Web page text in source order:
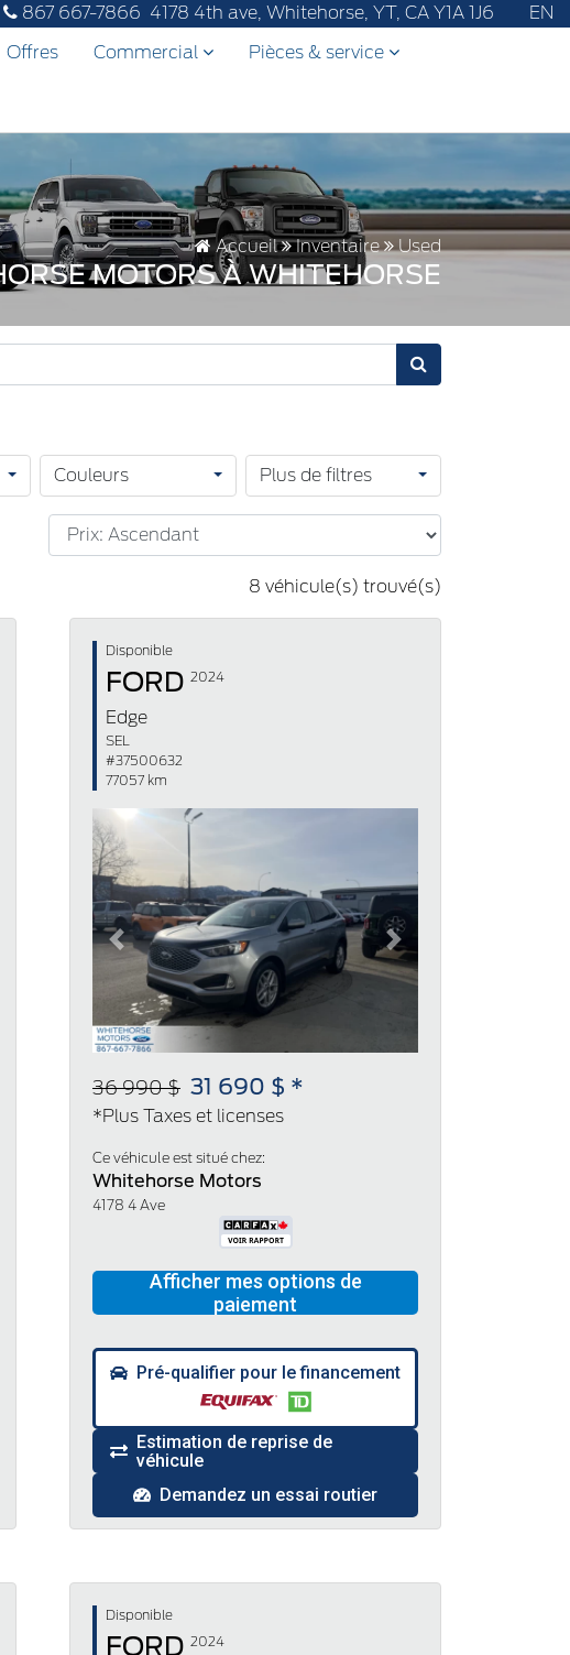
867 667-7866 4178 4th ave, Whitehorse, YT, CA Y1A 1J6
EN
Offres Commercial Pièces & service
Accueil Inventaire Used
MOTORS À WHITEHORSE
Couleurs Plus de filtres
8 véhicule(s) trouvé(s)
Disponible
FORD 2024
Edge
SEL
#37500632
77057 km
Previous Next
36 990 $ 31 690 $ *
*Plus Taxes et licenses
Ce véhicule est situé chez:
Whitehorse Motors
4178 4 Ave
Pré-qualifier pour le financement
Estimation de reprise de
véhicule
Demandez un essai routier
Disponible
FORD 2024